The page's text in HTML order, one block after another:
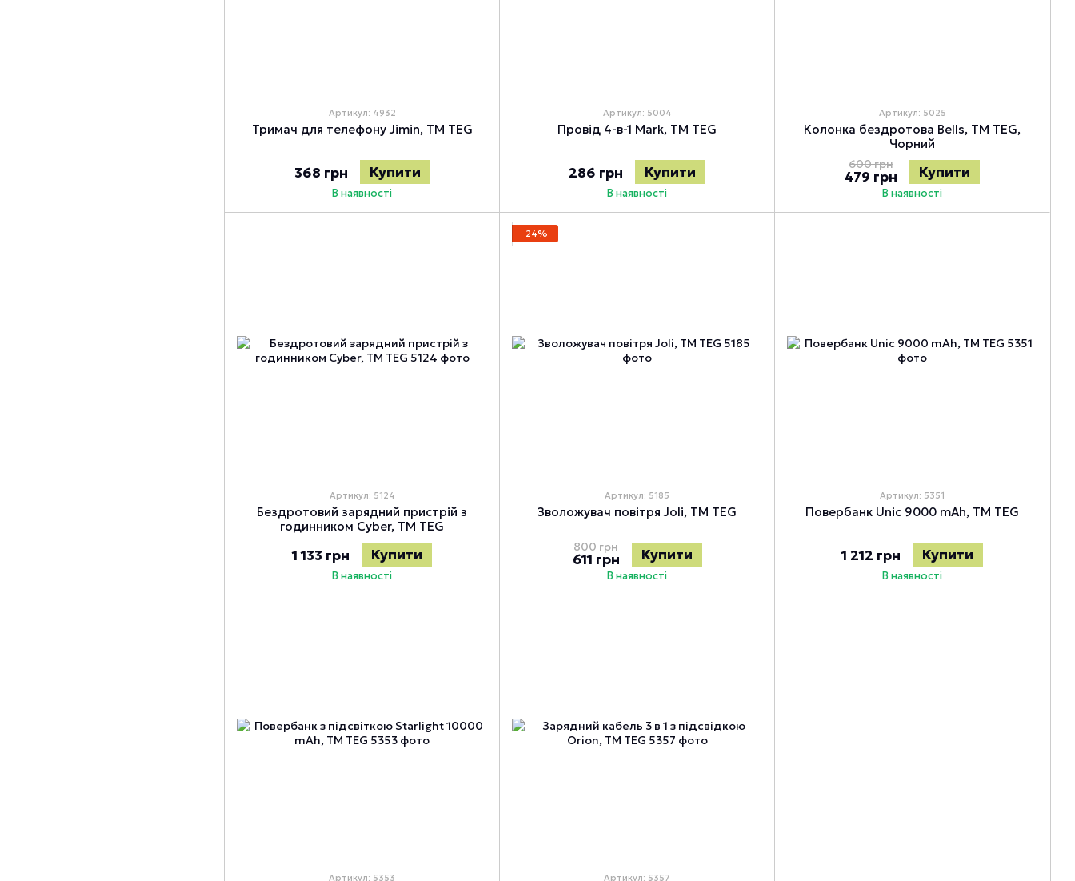
Артикул: 4932
Тримач для телефону Jimin, TM TEG
368 грн Купити
В наявності
Артикул: 5004
Провід 4-в-1 Mark, TM TEG
286 грн Купити
В наявності
Артикул: 5025
Колонка бездротова Bells, TM TEG,
Чорний
600 грн
479 грн Купити
В наявності
Артикул: 5124
Бездротовий зарядний пристрій з
годинником Cyber, TM TEG
1 133 грн Купити
В наявності
−24%
Артикул: 5185
Зволожувач повітря Joli, TM TEG
800 грн
611 грн Купити
В наявності
Артикул: 5351
Повербанк Unic 9000 mAh, ТМ TEG
1 212 грн Купити
В наявності
Артикул: 5353 Артикул: 5357